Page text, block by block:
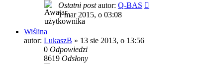
Ostatni postautor: Q-BAS
1 mar 2015, o 03:08
Wiślina
autor: LukaszB » 13 sie 2013, o 13:56
0 Odpowiedzi
8619 Odsłony